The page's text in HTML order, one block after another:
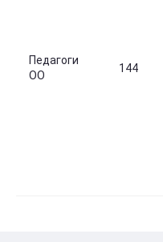
Педагоги
ОО
144